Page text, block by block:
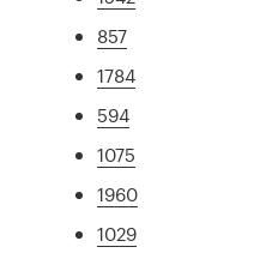
857
1784
594
1075
1960
1029